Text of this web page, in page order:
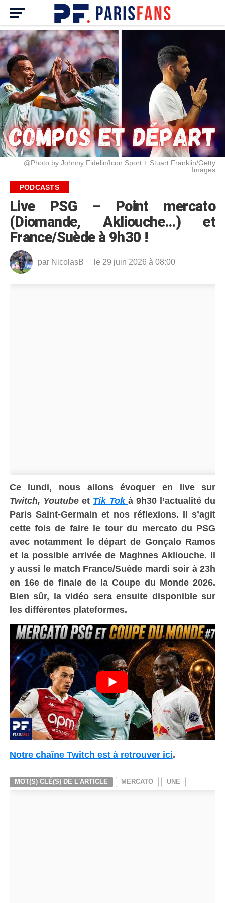
@Photo by Johnny Fidelin/Icon Sport + Stuart Franklin/Getty
Images
PODCASTS
Live PSG – Point mercato
(Diomande, Akliouche…) et
France/Suède à 9h30 !
par NicolasB le 29 juin 2026 à 08:00
Ce lundi, nous allons évoquer en live sur
Twitch, Youtubeet Tik Tok à 9h30 l’actualité du
Paris Saint-Germain et nos réflexions. Il s’agit
cette fois de faire le tour du mercato du PSG
avec notamment le départ de Gonçalo Ramos
et la possible arrivée de Maghnes Akliouche. Il
y aussi le match France/Suède mardi soir à 23h
en 16e de finale de la Coupe du Monde 2026.
Bien sûr, la vidéo sera ensuite disponible sur
les différentes plateformes.
Notre chaîne Twitch est à retrouver ici.
MOT(S) CLÉ(S) DE L'ARTICLE MERCATO UNE